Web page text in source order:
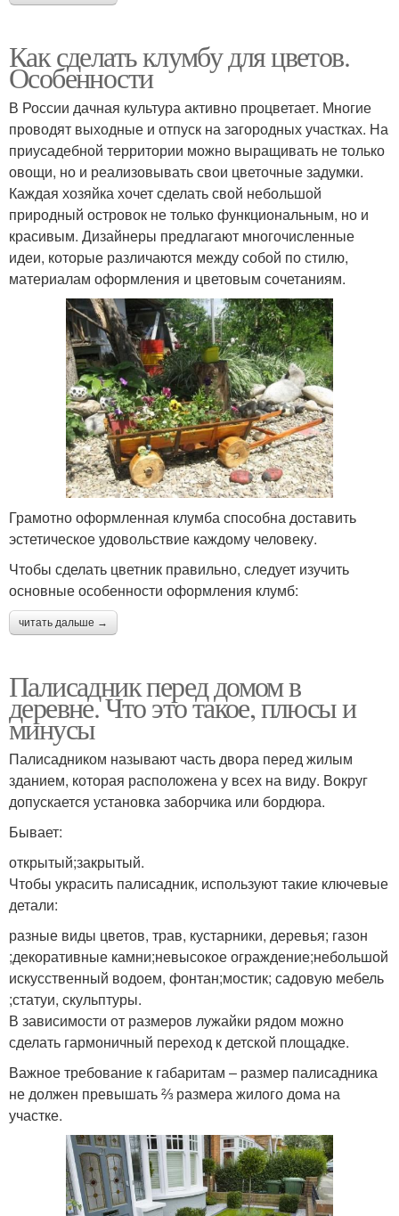
Как сделать клумбу для цветов.
Особенности
В России дачная культура активно процветает. Многие
проводят выходные и отпуск на загородных участках. На
приусадебной территории можно выращивать не только
овощи, но и реализовывать свои цветочные задумки.
Каждая хозяйка хочет сделать свой небольшой
природный островок не только функциональным, но и
красивым. Дизайнеры предлагают многочисленные
идеи, которые различаются между собой по стилю,
материалам оформления и цветовым сочетаниям.
Грамотно оформленная клумба способна доставить
эстетическое удовольствие каждому человеку.
Чтобы сделать цветник правильно, следует изучить
основные особенности оформления клумб:
читать дальше →
Палисадник перед домом в
деревне. Что это такое, плюсы и
минусы
Палисадником называют часть двора перед жилым
зданием, которая расположена у всех на виду. Вокруг
допускается установка заборчика или бордюра.
Бывает:
открытый;закрытый.
Чтобы украсить палисадник, используют такие ключевые
детали:
разные виды цветов, трав, кустарники, деревья; газон
;декоративные камни;невысокое ограждение;небольшой
искусственный водоем, фонтан;мостик; садовую мебель
;статуи, скульптуры.
В зависимости от размеров лужайки рядом можно
сделать гармоничный переход к детской площадке.
Важное требование к габаритам ‒ размер палисадника
не должен превышать ⅔ размера жилого дома на
участке.